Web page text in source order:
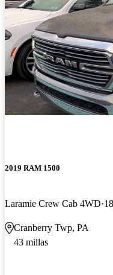
2019 RAM 1500
Laramie Crew Cab 4WD
Cranberry Twp, PA
43 millas